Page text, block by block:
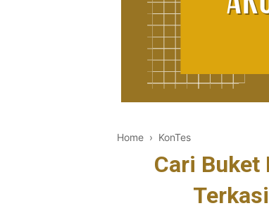
Home › KonTes
Cari Buket